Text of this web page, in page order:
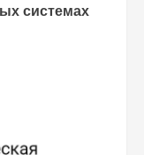
системах